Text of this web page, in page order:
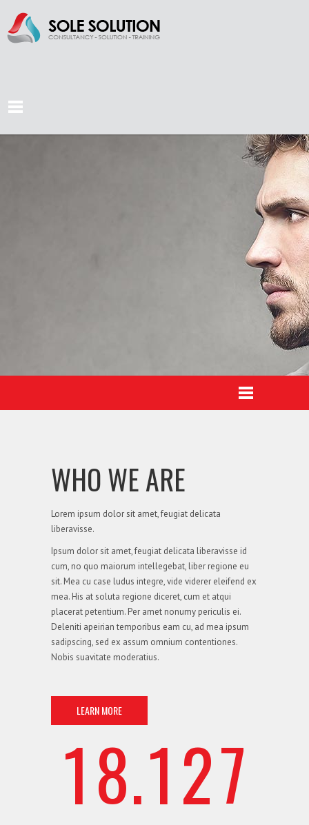
WHO WE ARE
Lorem ipsum dolor sit amet, feugiat delicata
liberavisse.
Ipsum dolor sit amet, feugiat delicata liberavisse id
cum, no quo maiorum intellegebat, liber regione eu
sit. Mea cu case ludus integre, vide viderer eleifend ex
mea. His at soluta regione diceret, cum et atqui
placerat petentium. Per amet nonumy periculis ei.
Deleniti apeirian temporibus eam cu, ad mea ipsum
sadipscing, sed ex assum omnium contentiones.
Nobis suavitate moderatius.
LEARN MORE
0
1
0
1
4
5
6
7
8.
0
1
0
2
0
1
3
4
5
7